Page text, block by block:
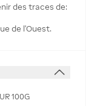
des traces de:
de l'Ouest.
100G